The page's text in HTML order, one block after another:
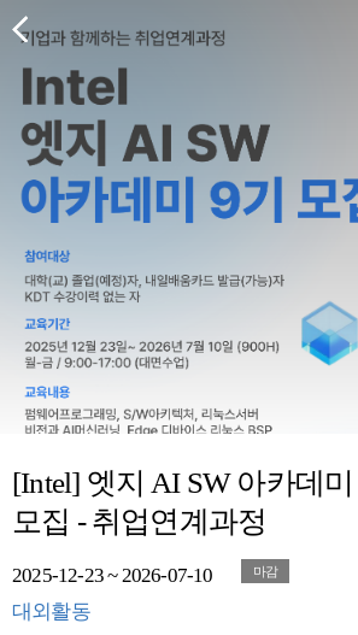
[Intel] 엣지 AI SW 아카데
모집 - 취업연계과정
2025-12-23 ~ 2026-07-10 마감
대외활동